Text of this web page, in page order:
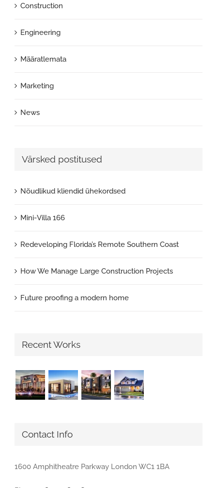
Construction
Engineering
Määratlemata
Marketing
News
Värsked postitused
Nõudlikud kliendid ühekordsed
Mini-Villa 166
Redeveloping Florida’s Remote Southern Coast
How We Manage Large Construction Projects
Future proofing a modern home
Recent Works
Contact Info
1600 Amphitheatre Parkway London WC1 1BA